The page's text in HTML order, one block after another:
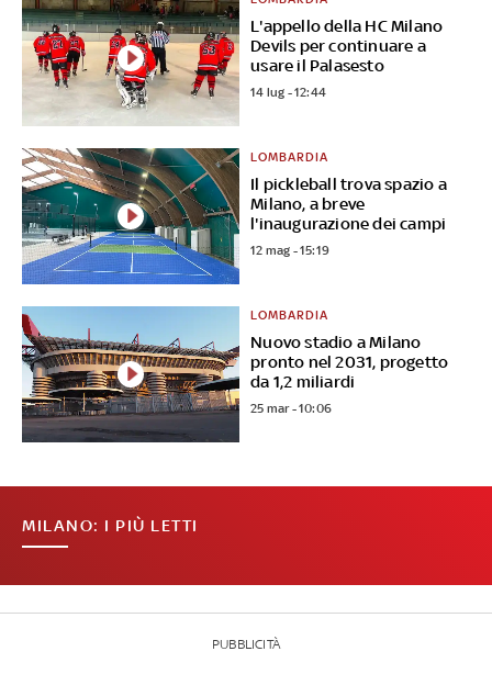
L'appello della HC Milano
Devils per continuare a
usare il Palasesto
14 lug - 12:44
Il pickleball trova spazio a
Milano, a breve
l'inaugurazione dei campi
LOMBARDIA
12 mag - 15:19
Nuovo stadio a Milano
pronto nel 2031, progetto
da 1,2 miliardi
LOMBARDIA
25 mar - 10:06
MILANO: I PIÙ LETTI
PUBBLICITÀ